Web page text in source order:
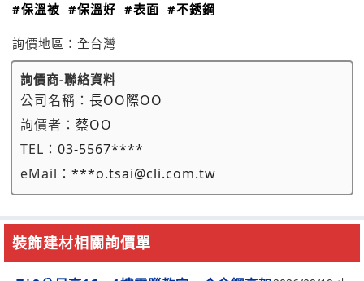
#保溫被 #保溫好 #表面 #不銹鋼
詢價地區： 全台灣
詢價商-聯絡資料
公司名稱： 長OO際OO
詢價者： 蔡OO
TEL： 03-5567****
eMail： ***o.tsai@cli.com.tw
裝飾建材相關詢價單